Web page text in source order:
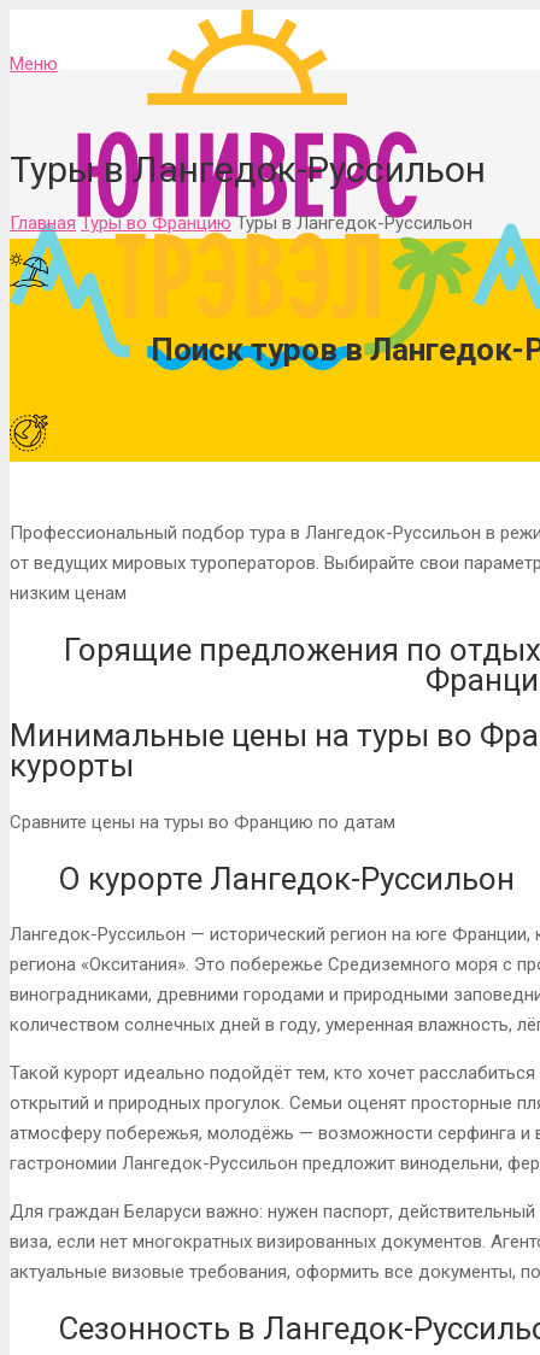
Меню
Туры в Лангедок-Руссильон
Главная Туры во Францию Туры в Лангедок-Руссильон
Поиск туров в
Профессиональный подбор тура в Лангедок-Руссильон в
от ведущих мировых туроператоров. Выбирайте свои
низким ценам
Горящие предложения по
Минимальные цены на туры во
курорты
Сравните цены на туры во Францию по датам
О курорте Лангедок-Руссильон
Лангедок-Руссильон — исторический регион на юге
региона «Окситания». Это побережье Средиземного моря с
виноградниками, древними городами и природными
количеством солнечных дней в году, умеренная влажность,
Такой курорт идеально подойдёт тем, кто хочет
открытий и природных прогулок. Семьи оценят просторные
атмосферу побережья, молодёжь — возможности серфинга и
гастрономии Лангедок-Руссильон предложит винодельни,
Для граждан Беларуси важно: нужен паспорт,
виза, если нет многократных визированных документов.
актуальные визовые требования, оформить все документы,
Сезонность в Лангедок-